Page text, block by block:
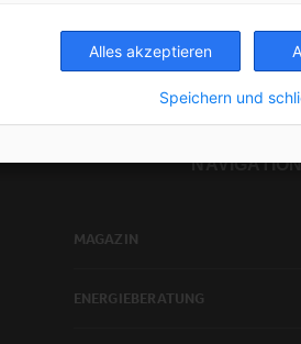
MAGAZIN
ENERGIEBERATUNG
Alles akzeptieren
Speichern und